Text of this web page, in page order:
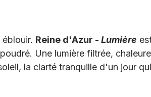
Reine d'Azur - Lumière
Une lumière filtrée,
la clarté tranquille d'un jour qui